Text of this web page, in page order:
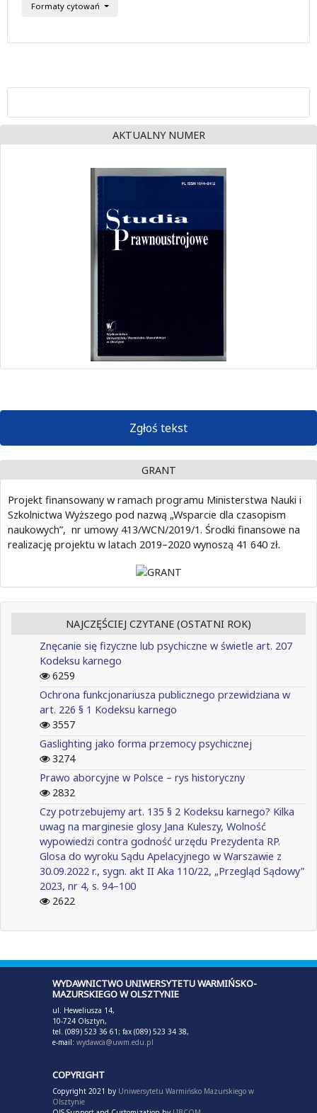
Formaty cytowań
AKTUALNY NUMER
Zgłoś tekst
GRANT
Projekt finansowany w ramach programu Ministerstwa Nauki i
Szkolnictwa Wyższego pod nazwą „Wsparcie dla czasopism
naukowych”, nr umowy 413/WCN/2019/1. Środki finansowe na
realizację projektu w latach 2019–2020 wynoszą 41 640 zł.
NAJCZĘŚCIEJ CZYTANE (OSTATNI ROK)
Znęcanie się fizyczne lub psychiczne w świetle art. 207
Kodeksu karnego
6259
Ochrona funkcjonariusza publicznego przewidziana w
art. 226 § 1 Kodeksu karnego
3557
Gaslighting jako forma przemocy psychicznej
3274
Prawo aborcyjne w Polsce – rys historyczny
2832
Czy potrzebujemy art. 135 § 2 Kodeksu karnego? Kilka
uwag na marginesie glosy Jana Kuleszy, Wolność
wypowiedzi contra godność urzędu Prezydenta RP.
Glosa do wyroku Sądu Apelacyjnego w Warszawie z
30.09.2022 r., sygn. akt II Aka 110/22, „Przegląd Sądowy”
2023, nr 4, s. 94–100
2622
WYDAWNICTWO UNIWERSYTETU WARMIŃSKO-
MAZURSKIEGO W OLSZTYNIE
ul. Heweliusza 14,
10-724 Olsztyn,
tel. (089) 523 36 61; fax (089) 523 34 38,
e-mail: wydawca@uwm.edu.pl
COPYRIGHT
Copyright 2021 by Uniwersytetu Warmińsko Mazurskiego w
Olsztynie